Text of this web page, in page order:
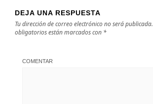
DEJA UNA RESPUESTA
Tu dirección de correo electrónico no será publicada.
obligatorios están marcados con *
COMENTAR